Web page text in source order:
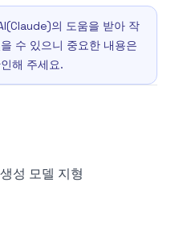
의 도움을 받아 작
수 있으니 중요한 내용은
해 주세요.
성 모델 지형